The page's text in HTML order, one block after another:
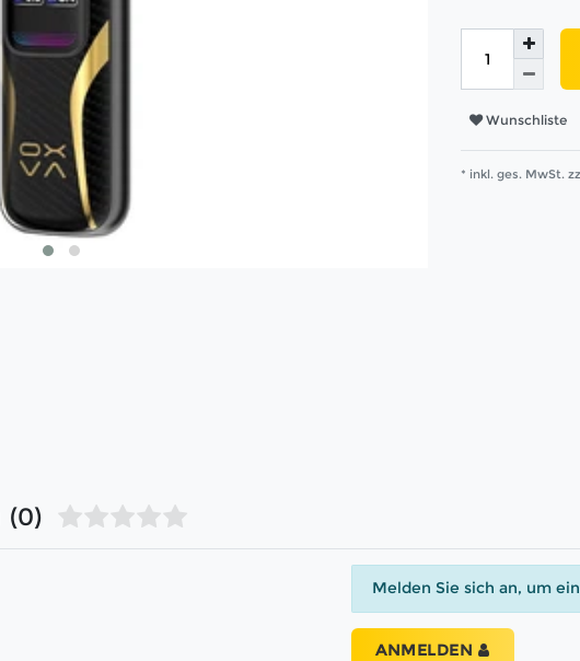
Wunschliste
* inkl. ges. MwSt.
(0)
Melden Sie sich an, um
ANMELDEN